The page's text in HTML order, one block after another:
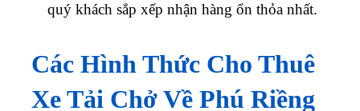
quý khách sắp xếp nhận hàng ổn thỏa nhất.
Các Hình Thức Cho Thuê
Xe Tải Chở Về Phú Riềng